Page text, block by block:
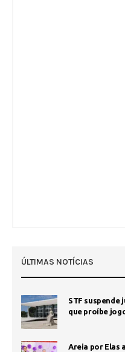
ÚLTIMAS NOTÍCIAS
STF suspende
que proíbe
Areia por Elas